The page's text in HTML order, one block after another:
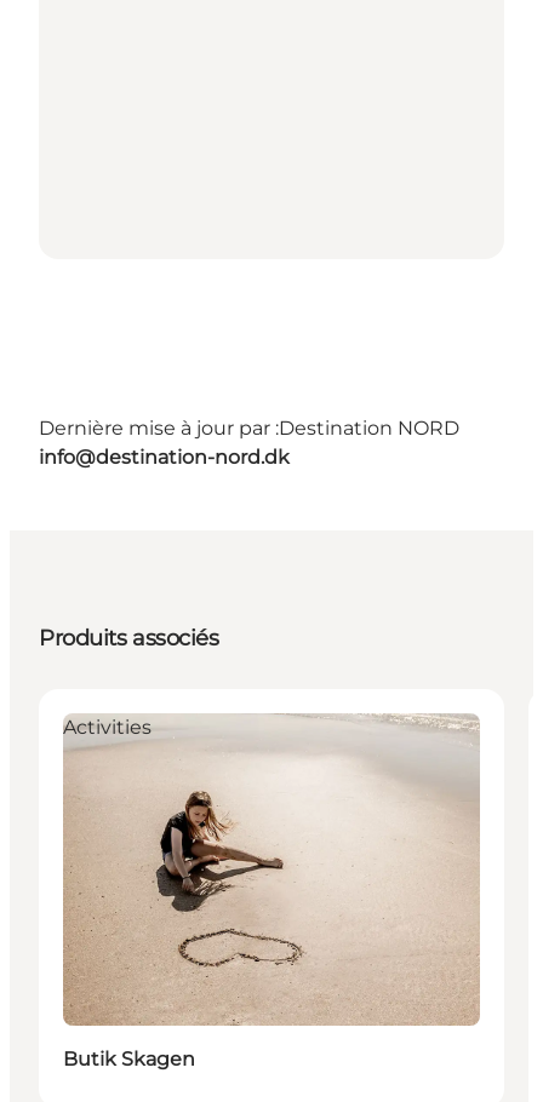
Dernière mise à jour par :Destination NORD
info@destination-nord.dk
Produits associés
Activities
Butik Skagen